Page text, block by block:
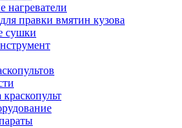
правки вмятин кузова
сушки